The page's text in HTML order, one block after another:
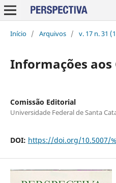
Início / Arquivos / v. 17 n. 31
Informações aos
Comissão Editorial
Universidade Federal de Santa
DOI: https://doi.org/10.5007/